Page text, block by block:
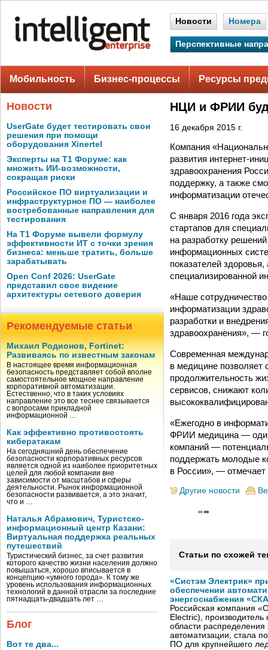
Новости Номера
Перспективные
Мобильность Бизнес-процессы Ресурсы
Новости
UserGate будет тестировать свои
решения при помощи
оборудования Xinertel
Эксперты на Т1 Форуме: как
множить ИИ-возможности,
сокращая риски
Российское ПО виртуализации и
инфраструктурное ПО — наиболее
востребованные направления для
тестирования
На Т1 Форуме вывели формулу
эффективности ИТ с точки зрения
бизнеса: меньше тратить, больше
зарабатывать
Open Conf 2026: UserGate
представил свое видение
архитектуры сетевого доверия
Рекомендуемые статьи
Михаил Родионов, Fortinet:
Развиваясь по известным законам
В настоящее время информационная
безопасность представляет собой вполне
самостоятельное мощное направление
корпоративной автоматизации.
Естественно, что в таких условиях
направление это все теснее связывается
с вопросами прикладной
информационной …
Как эффективно противостоять
кибератакам
На сегодняшний день обеспечение
безопасности корпоративных ресурсов
является одной из наиболее приоритетных
целей для любой компании вне
зависимости от масштабов и сферы
деятельности. Рынок информационной
безопасности развивается, а это значит,
что и …
Наталья Абрамович, Туристско-
информационный центр Казани:
Виртуальная поддержка реальных
путешествий
Туристический бизнес, за счет развития
которого качество жизни населения должно
повышаться, хорошо вписывается в
концепцию «умного города». К тому же
уровень использования информационных
технологий в данной отрасли за последние
пятнадцать-двадцать лет …
Блог
Вот те два...
НЦИ и ФРИИ
16 декабря 2015 г.
Компания
развития интернет-
здравоохранения
поддержку, а также
информатизации
С января 2016 года
стартапов для
на разработку
информационных
показателей
специализированной
«Наше
информатизации
разработки и
здравоохранения», —
Современная
в медицине позволяет
продолжительность
сервисов, снижают
«Ежегодно в
ФРИИ медицина — один
компаний —
поддержать молодые
в России», —
Другие новости
Статьи по схожей
«Систэм Электрик»
обеспечении
энергоснабжения
Российская компания
Electric),
области распределения
автоматизации, стала
ПО для крупнейшего